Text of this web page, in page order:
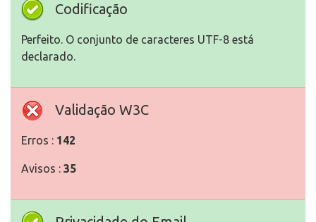
Codificação
Perfeito. O conjunto de caracteres UTF-8 está
declarado.
Validação W3C
Erros : 142
Avisos : 35